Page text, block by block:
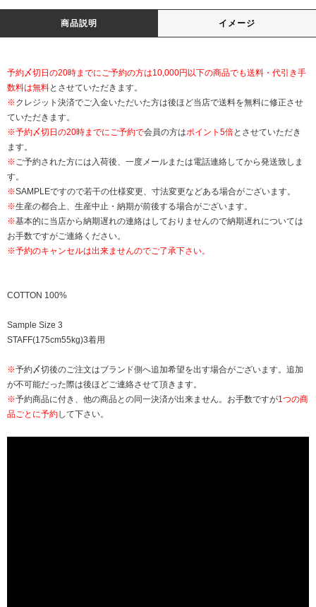
商品説明 イメージ
予約〆切日の20時までにご予約の方は10,000円以下の商品でも送料・代引き手
数料は無料とさせていただきます。
※クレジット決済でご入金いただいた方は後ほど当店で送料を無料に修正させ
ていただきます。
※予約〆切日の20時までにご予約で会員の方はポイント5倍とさせていただき
ます。
※ご予約された方には入荷後、一度メールまたは電話連絡してから発送致しま
す。
※SAMPLEですので若干の仕様変更、寸法変更などある場合がございます。
※生産の都合上、生産中止・納期が前後する場合がございます。
※基本的に当店から納期遅れの連絡はしておりませんので納期遅れについては
お手数ですがご連絡ください。
※予約のキャンセルは出来ませんのでご了承下さい。
COTTON 100%
Sample Size 3
STAFF(175cm55kg)3着用
※予約〆切後のご注文はブランド側へ追加希望を出す場合がございます。追加
が不可能だった際は後ほどご連絡させて頂きます。
※予約商品に付き、他の商品との同一決済が出来ません。お手数ですが1つの商
品ごとに予約して下さい。